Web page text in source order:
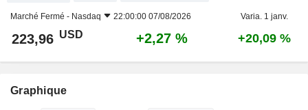
Marché Fermé - Nasdaq 22:00:00 07/08/2026 Varia. 1 janv.
223,96 USD +2,27 % +20,09 %
Graphique